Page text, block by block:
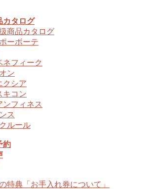
カタログ
商品カタログ
ーボーテ
ネフィーク
ン
クシア
キコン
ンフィネス
ス
ルール
約
特典「お手入れ券について」